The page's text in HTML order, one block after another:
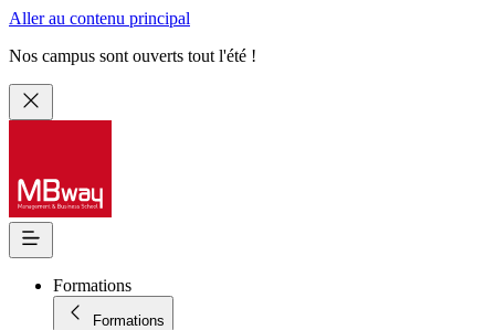
Aller au contenu principal
Nos campus sont ouverts tout l'été !
Formations
Formations